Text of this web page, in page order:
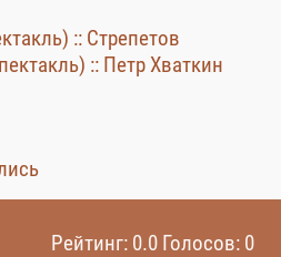
:: Стрепетов
:: Петр Хваткин
Рейтинг: 0.0 Голосов: 0